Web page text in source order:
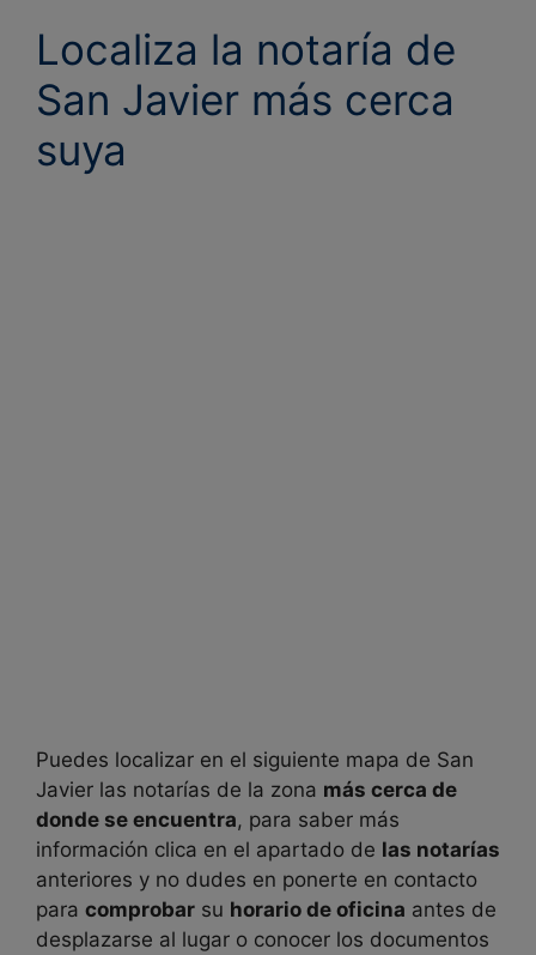
Localiza la notaría de
San Javier más cerca
suya
Puedes localizar en el siguiente mapa de San
Javier las notarías de la zona más cerca de
donde se encuentra, para saber más
información clica en el apartado de las notarías
anteriores y no dudes en ponerte en contacto
para comprobar su horario de oficina antes de
desplazarse al lugar o conocer los documentos